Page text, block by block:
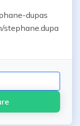
dupas
stephane.dupa